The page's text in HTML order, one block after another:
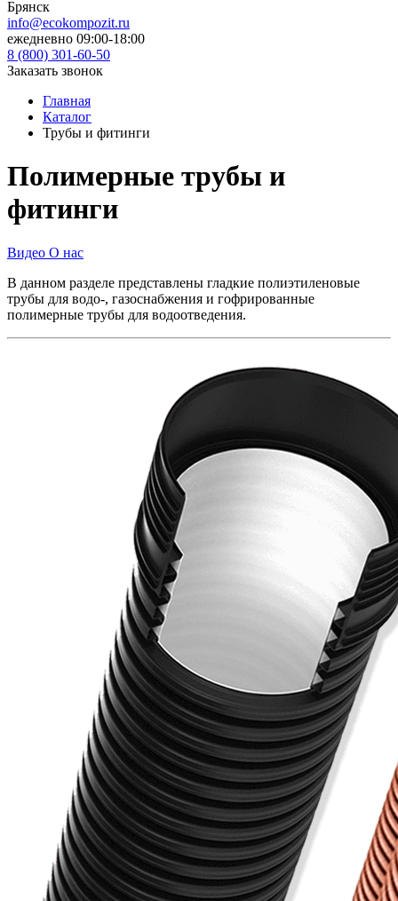
Брянск
info@ecokompozit.ru
ежедневно 09:00-18:00
8 (800) 301-60-50
Заказать звонок
Главная
Каталог
Трубы и фитинги
Полимерные трубы и
фитинги
Видео О нас
В данном разделе представлены гладкие полиэтиленовые
трубы для водо-, газоснабжения и гофрированные
полимерные трубы для водоотведения.